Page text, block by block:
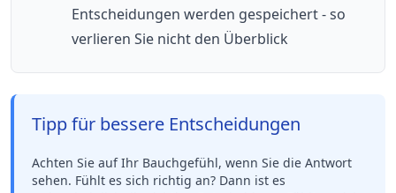
Entscheidungen werden gespeichert - so
verlieren Sie nicht den Überblick
Tipp für bessere Entscheidungen
Achten Sie auf Ihr Bauchgefühl, wenn Sie die Antwort
sehen. Fühlt es sich richtig an? Dann ist es